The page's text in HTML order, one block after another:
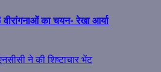
का चयन- रेखा आर्या
ने की शिष्टाचार भेंट